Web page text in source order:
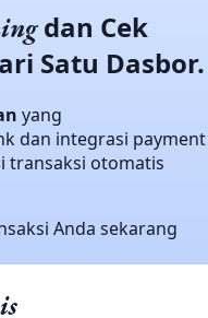
dan Cek
Satu Dasbor.
yang
dan integrasi payment
transaksi otomatis
Anda sekarang